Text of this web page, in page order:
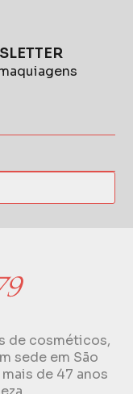
de cosméticos,
sede em São
de 47 anos